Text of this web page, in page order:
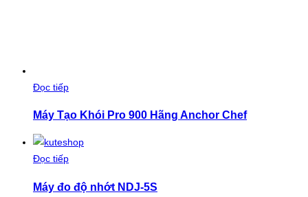
Đọc tiếp
Máy Tạo Khói Pro 900 Hãng Anchor Chef
Đọc tiếp
Máy đo độ nhớt NDJ-5S